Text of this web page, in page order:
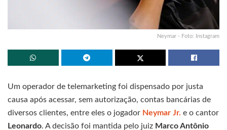
Neymar - Foto: Instagram
Um operador de telemarketing foi dispensado por justa
causa após acessar, sem autorização, contas bancárias de
diversos clientes, entre eles o jogador Neymar Jr. e o cantor
Leonardo. A decisão foi mantida pelo juiz Marco Antônio